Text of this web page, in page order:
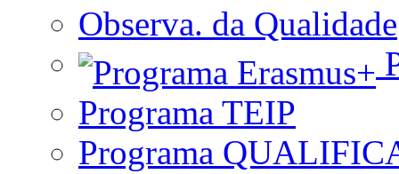
Observa. da Qualidade
Programa TEIP
Programa